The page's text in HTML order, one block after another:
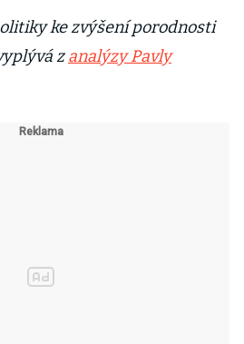
ke zvýšení porodnosti
zanalýzy Pavly